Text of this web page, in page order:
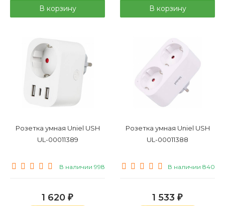
В корзину В корзину
Розетка умная Uniel USH
UL-00011389
В наличии 998
1 620 ₽
Розетка умная Uniel USH
UL-00011388
В наличии 840
1 533 ₽